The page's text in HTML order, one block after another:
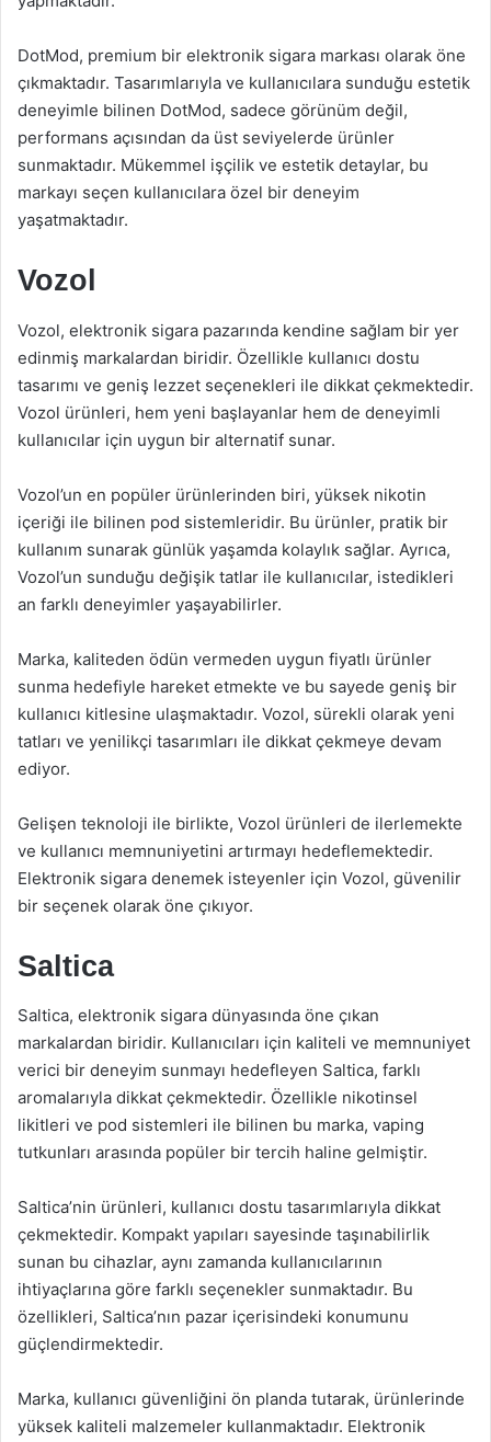
DotMod, premium bir elektronik sigara markası olarak öne
çıkmaktadır. Tasarımlarıyla ve kullanıcılara sunduğu estetik
deneyimle bilinen DotMod, sadece görünüm değil,
performans açısından da üst seviyelerde ürünler
sunmaktadır. Mükemmel işçilik ve estetik detaylar, bu
markayı seçen kullanıcılara özel bir deneyim
yaşatmaktadır.
Vozol
Vozol, elektronik sigara pazarında kendine sağlam bir yer
edinmiş markalardan biridir. Özellikle kullanıcı dostu
tasarımı ve geniş lezzet seçenekleri ile dikkat çekmektedir.
Vozol ürünleri, hem yeni başlayanlar hem de deneyimli
kullanıcılar için uygun bir alternatif sunar.
Vozol’un en popüler ürünlerinden biri, yüksek nikotin
içeriği ile bilinen pod sistemleridir. Bu ürünler, pratik bir
kullanım sunarak günlük yaşamda kolaylık sağlar. Ayrıca,
Vozol’un sunduğu değişik tatlar ile kullanıcılar, istedikleri
an farklı deneyimler yaşayabilirler.
Marka, kaliteden ödün vermeden uygun fiyatlı ürünler
sunma hedefiyle hareket etmekte ve bu sayede geniş bir
kullanıcı kitlesine ulaşmaktadır. Vozol, sürekli olarak yeni
tatları ve yenilikçi tasarımları ile dikkat çekmeye devam
ediyor.
Gelişen teknoloji ile birlikte, Vozol ürünleri de ilerlemekte
ve kullanıcı memnuniyetini artırmayı hedeflemektedir.
Elektronik sigara denemek isteyenler için Vozol, güvenilir
bir seçenek olarak öne çıkıyor.
Saltica
Saltica, elektronik sigara dünyasında öne çıkan
markalardan biridir. Kullanıcıları için kaliteli ve memnuniyet
verici bir deneyim sunmayı hedefleyen Saltica, farklı
aromalarıyla dikkat çekmektedir. Özellikle nikotinsel
likitleri ve pod sistemleri ile bilinen bu marka, vaping
tutkunları arasında popüler bir tercih haline gelmiştir.
Saltica’nin ürünleri, kullanıcı dostu tasarımlarıyla dikkat
çekmektedir. Kompakt yapıları sayesinde taşınabilirlik
sunan bu cihazlar, aynı zamanda kullanıcılarının
ihtiyaçlarına göre farklı seçenekler sunmaktadır. Bu
özellikleri, Saltica’nın pazar içerisindeki konumunu
güçlendirmektedir.
Marka, kullanıcı güvenliğini ön planda tutarak, ürünlerinde
yüksek kaliteli malzemeler kullanmaktadır. Elektronik